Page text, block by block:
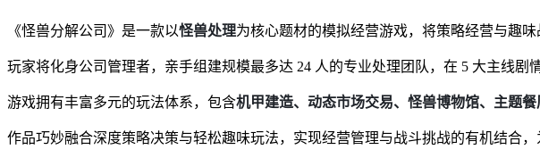
《怪兽分解公司》是一款以怪兽处理为核心题材的模拟经营游戏，将策略经营与趣
玩家将化身公司管理者，亲手组建规模最多达 24 人的专业处理团队，在 5 大主线剧
游戏拥有丰富多元的玩法体系，包含机甲建造、动态市场交易、怪兽博物馆、主题餐
作品巧妙融合深度策略决策与轻松趣味玩法，实现经营管理与战斗挑战的有机结合